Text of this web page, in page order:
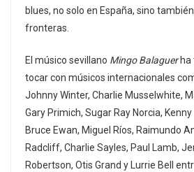
blues, no solo en España, sino
fronteras.
El músico sevillano Mingo Balaguerha
tocar con músicos internacionales
Johnny Winter, Charlie Musselwhite,
Gary Primich, Sugar Ray Norcia, Kenny
Bruce Ewan, Miguel Ríos, Raimundo
Radcliff, Charlie Sayles, Paul Lamb,
Robertson, Otis Grand y Lurrie Bell